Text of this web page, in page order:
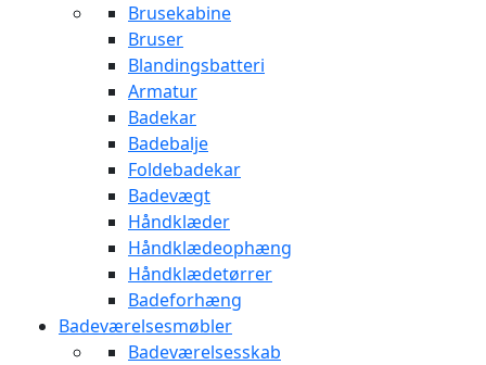
Brusekabine
Bruser
Blandingsbatteri
Armatur
Badekar
Badebalje
Foldebadekar
Badevægt
Håndklæder
Håndklædeophæng
Håndklædetørrer
Badeforhæng
Badeværelsesmøbler
Badeværelsesskab